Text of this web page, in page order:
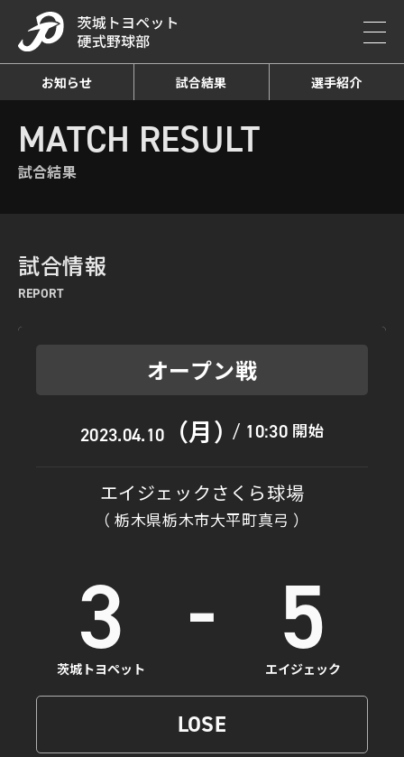
お知らせ 試合結果 選手紹介
MATCH RESULT 試合結果詳細
MATCH RESULT
試合結果
試合情報
REPORT
オープン戦
2023.04.10 （月）/ 10:30 開始
エイジェックさくら球場
（ 栃木県栃木市大平町真弓 ）
茨城トヨペット
3 - 5
エイジェック
LOSE